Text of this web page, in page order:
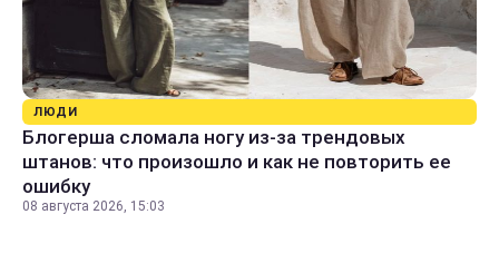
ЛЮДИ
Блогерша сломала ногу из-за трендовых
штанов: что произошло и как не повторить ее
ошибку
08 августа 2026, 15:03